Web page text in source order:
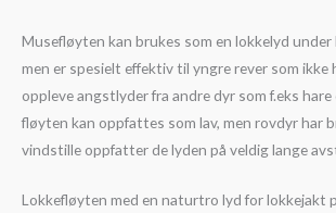
Musefløyten kan brukes som en lokkelyd under
men er spesielt effektiv til yngre rever som
oppleve angstlyder fra andre dyr som f.eks hare
fløyten kan oppfattes som lav, men rovdyr har
vindstille oppfatter de lyden på veldig lange
Lokkefløyten med en naturtro lyd for lokkejakt